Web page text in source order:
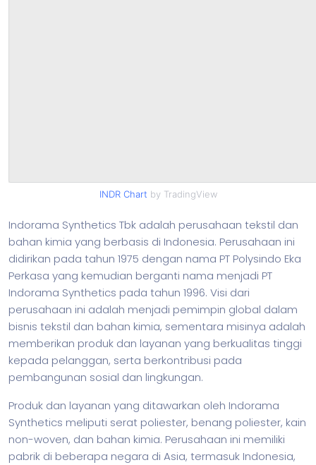
INDR Chart by TradingView
Indorama Synthetics Tbk adalah perusahaan tekstil dan
bahan kimia yang berbasis di Indonesia. Perusahaan ini
didirikan pada tahun 1975 dengan nama PT Polysindo Eka
Perkasa yang kemudian berganti nama menjadi PT
Indorama Synthetics pada tahun 1996. Visi dari
perusahaan ini adalah menjadi pemimpin global dalam
bisnis tekstil dan bahan kimia, sementara misinya adalah
memberikan produk dan layanan yang berkualitas tinggi
kepada pelanggan, serta berkontribusi pada
pembangunan sosial dan lingkungan.
Produk dan layanan yang ditawarkan oleh Indorama
Synthetics meliputi serat poliester, benang poliester, kain
non-woven, dan bahan kimia. Perusahaan ini memiliki
pabrik di beberapa negara di Asia, termasuk Indonesia,